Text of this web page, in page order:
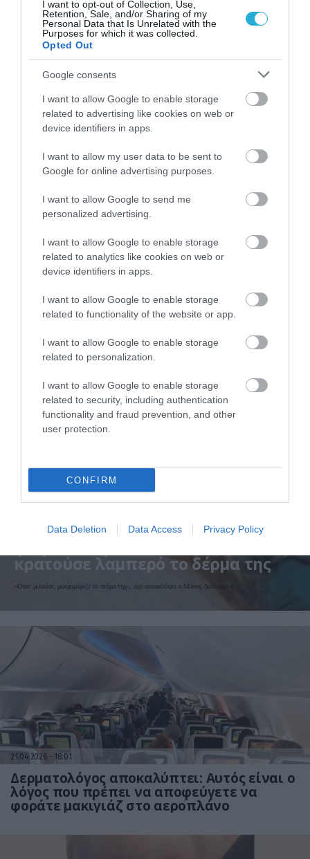
I want to opt-out of Collection, Use,
Retention, Sale, and/or Sharing of my
Personal Data that Is Unrelated with the
Purposes for which it was collected.
Opted Out
Google consents
I want to allow Google to enable storage
related to advertising like cookies on web or
device identifiers in apps.
I want to allow my user data to be sent to
Google for online advertising purposes.
I want to allow Google to send me
personalized advertising.
I want to allow Google to enable storage
related to analytics like cookies on web or
device identifiers in apps.
I want to allow Google to enable storage
related to functionality of the website or app.
I want to allow Google to enable storage
related to personalization.
I want to allow Google to enable storage
related to security, including authentication
functionality and fraud prevention, and other
user protection.
CONFIRM
Data Deletion Data Access Privacy Policy
”Beauty Roses”: Το νέο beauty
brand παρουσιάστηκε στην
Θεσσαλονίκη
Σε ένα ξεχωριστό private dinner για εκλεκτές κυρίες της πόλης
Αλίκη Βουγιουκλάκη: Αυτό ήταν το
κρατούσε λαμπερό το δέρμα της
«Όταν μιλούσε, μοσχομύριζε το στόμα της», είχε αποκαλύψει ο Μάκης Δελαπόρτας
21.04.2026 18:01
Δερματολόγος αποκαλύπτει: Αυτός είναι ο
λόγος που πρέπει να αποφεύγετε να
φοράτε μακιγιάζ στο αεροπλάνο